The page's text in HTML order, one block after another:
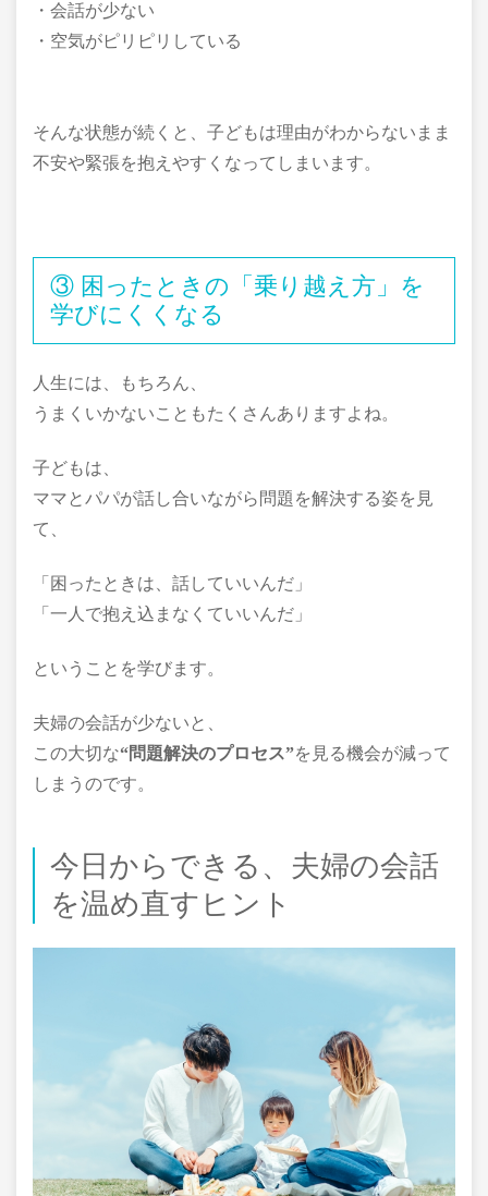
・会話が少ない
・空気がピリピリしている
そんな状態が続くと、子どもは理由がわからないまま
不安や緊張を抱えやすくなってしまいます。
③ 困ったときの「乗り越え方」を
学びにくくなる
人生には、もちろん、
うまくいかないこともたくさんありますよね。
子どもは、
ママとパパが話し合いながら問題を解決する姿を見
て、
「困ったときは、話していいんだ」
「一人で抱え込まなくていいんだ」
ということを学びます。
夫婦の会話が少ないと、
この大切な“問題解決のプロセス”を見る機会が減って
しまうのです。
今日からできる、夫婦の会話
を温め直すヒント